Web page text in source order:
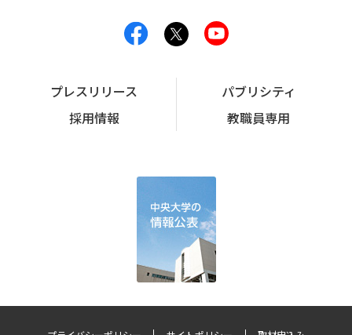
プレスリリース
パブリシティ
採用情報
教職員専用